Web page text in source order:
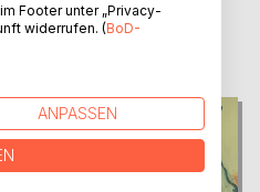
BEIBoD
Footer unter „Privacy-
widerrufen. (BoD-
ANPASSEN